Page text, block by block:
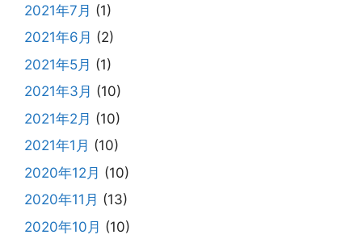
2021年7月 (1)
2021年6月 (2)
2021年5月 (1)
2021年3月 (10)
2021年2月 (10)
2021年1月 (10)
2020年12月 (10)
2020年11月 (13)
2020年10月 (10)